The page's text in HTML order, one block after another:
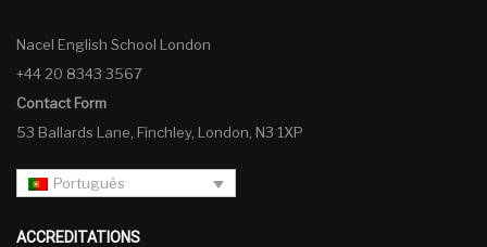
Nacel English School London
+44 20 8343 3567
Contact Form
53 Ballards Lane, Finchley, London, N3 1XP
Português
ACCREDITATIONS